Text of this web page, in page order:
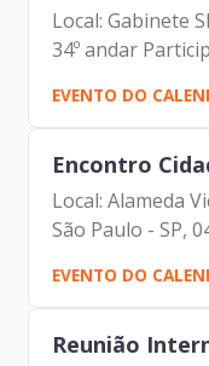
Local: Gabinete
34º andar
(Diretor-
(Secretário de
Cobra
EVENTO DO
Encontro
Local: Alameda
São Paulo - SP,
EVENTO DO
Reunião